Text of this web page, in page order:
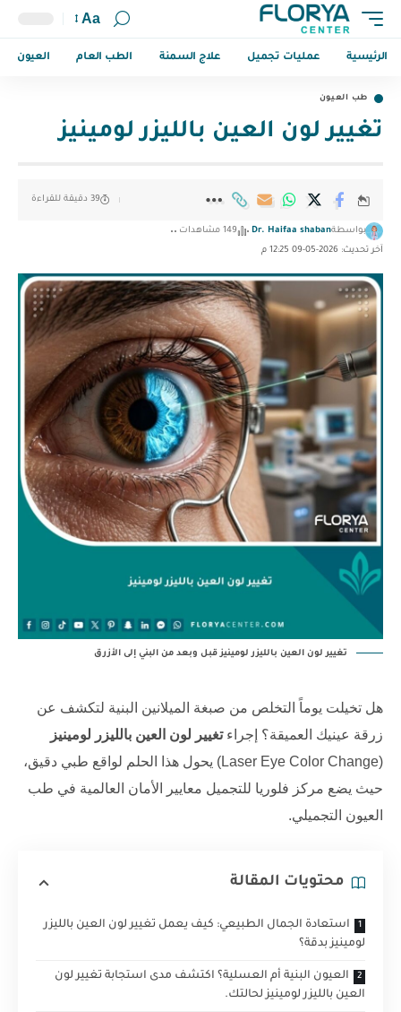
Aa
الرئيسية عمليات تجميل علاج السمنة الطب العام العيون
طب العيون
تغيير لون العين بالليزر لومينيز
آخر تحديث: 2026-05-09 12:25 م
بواسطةDr. Haifaa shaban 149 مشاهدات
39 دقيقة للقراءة
تغيير لون العين بالليزر لومينيز قبل وبعد من البني إلى الأزرق
هل تخيلت يوماً التخلص من صبغة الميلانين البنية لتكشف عن
زرقة عينيك العميقة؟ إجراءتغيير لون العين بالليزر لومينيز
(Laser Eye Color Change) يحول هذا الحلم لواقع طبي دقيق،
حيث يضع مركز فلوريا للتجميل معايير الأمان العالمية في طب
العيون التجميلي.
محتويات المقالة
استعادة الجمال الطبيعي: كيف يعمل تغيير لون العين بالليزر
لومينيز بدقة؟
العيون البنية أم العسلية؟ اكتشف مدى استجابة تغيير لون
العين بالليزر لومينيز لحالتك.